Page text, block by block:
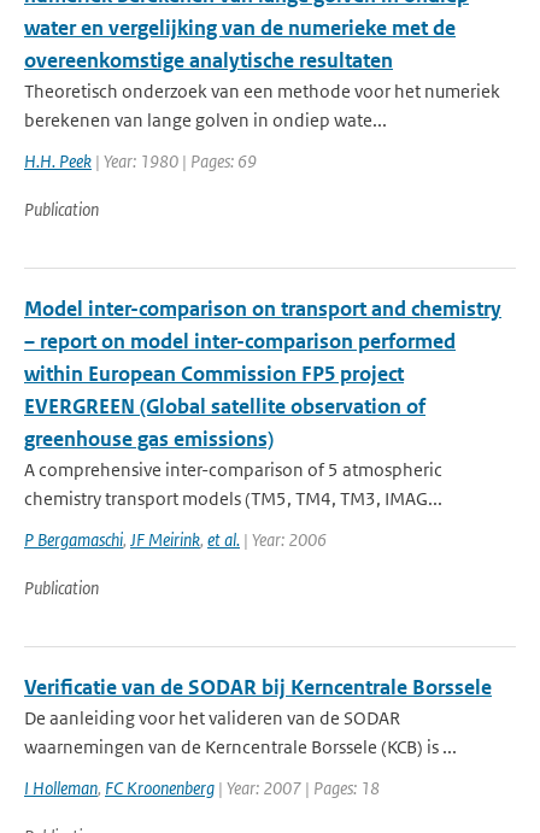
water en vergelijking van de numerieke met de
overeenkomstige analytische resultaten
Theoretisch onderzoek van een methode voor het numeriek
berekenen van lange golven in ondiep wate...
H.H. Peek | Year: 1980 | Pages: 69
Publication
Model inter-comparison on transport and chemistry
– report on model inter-comparison performed
within European Commission FP5 project
EVERGREEN (Global satellite observation of
greenhouse gas emissions)
A comprehensive inter-comparison of 5 atmospheric
chemistry transport models (TM5, TM4, TM3, IMAG...
P Bergamaschi, JF Meirink, et al. | Year: 2006
Publication
Verificatie van de SODAR bij Kerncentrale Borssele
De aanleiding voor het valideren van de SODAR
waarnemingen van de Kerncentrale Borssele (KCB) is ...
I Holleman, FC Kroonenberg | Year: 2007 | Pages: 18